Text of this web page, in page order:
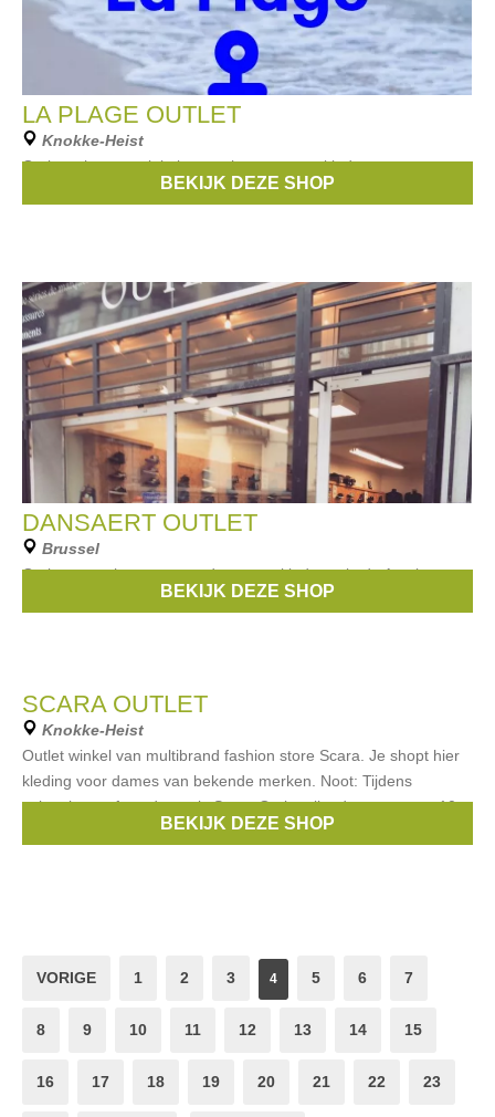
LA PLAGE OUTLET
Knokke-Heist
Outlet schoenenwinkel met schoenen voor kinderen en
volwassenen aan outletprijzen.BEKIJK DEZE SHOP
DANSAERT OUTLET
Brussel
Outlet van schoenen voor dames en kinderen in de Antoine
Dansaertstraat in Brussel.BEKIJK DEZE SHOP
SCARA OUTLET
Knokke-Heist
Outlet winkel van multibrand fashion store Scara. Je shopt hier
kleding voor dames van bekende merken. Noot: Tijdens
vakanties en feestdagen is Scara Outlet elke dag open van 10u-
BEKIJK DEZE SHOP
VORIGE 1 2 3 4 5 6 7
8 9 10 11 12 13 14 15
16 17 18 19 20 21 22 23